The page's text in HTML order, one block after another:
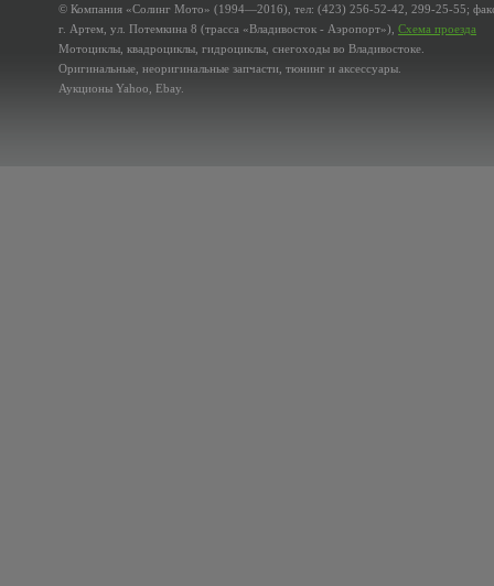
© Компания «Солинг Мото» (1994—2016), тел: (423) 256-52-42, 299-25-55;
г. Артем, ул. Потемкина 8 (трасса «Владивосток - Аэропорт»), Схема проезда
Мотоциклы, квадроциклы, гидроциклы, снегоходы во Владивостоке.
Оригинальные, неоригинальные запчасти, тюнинг и аксессуары.
Аукционы Yahoo, Ebay.